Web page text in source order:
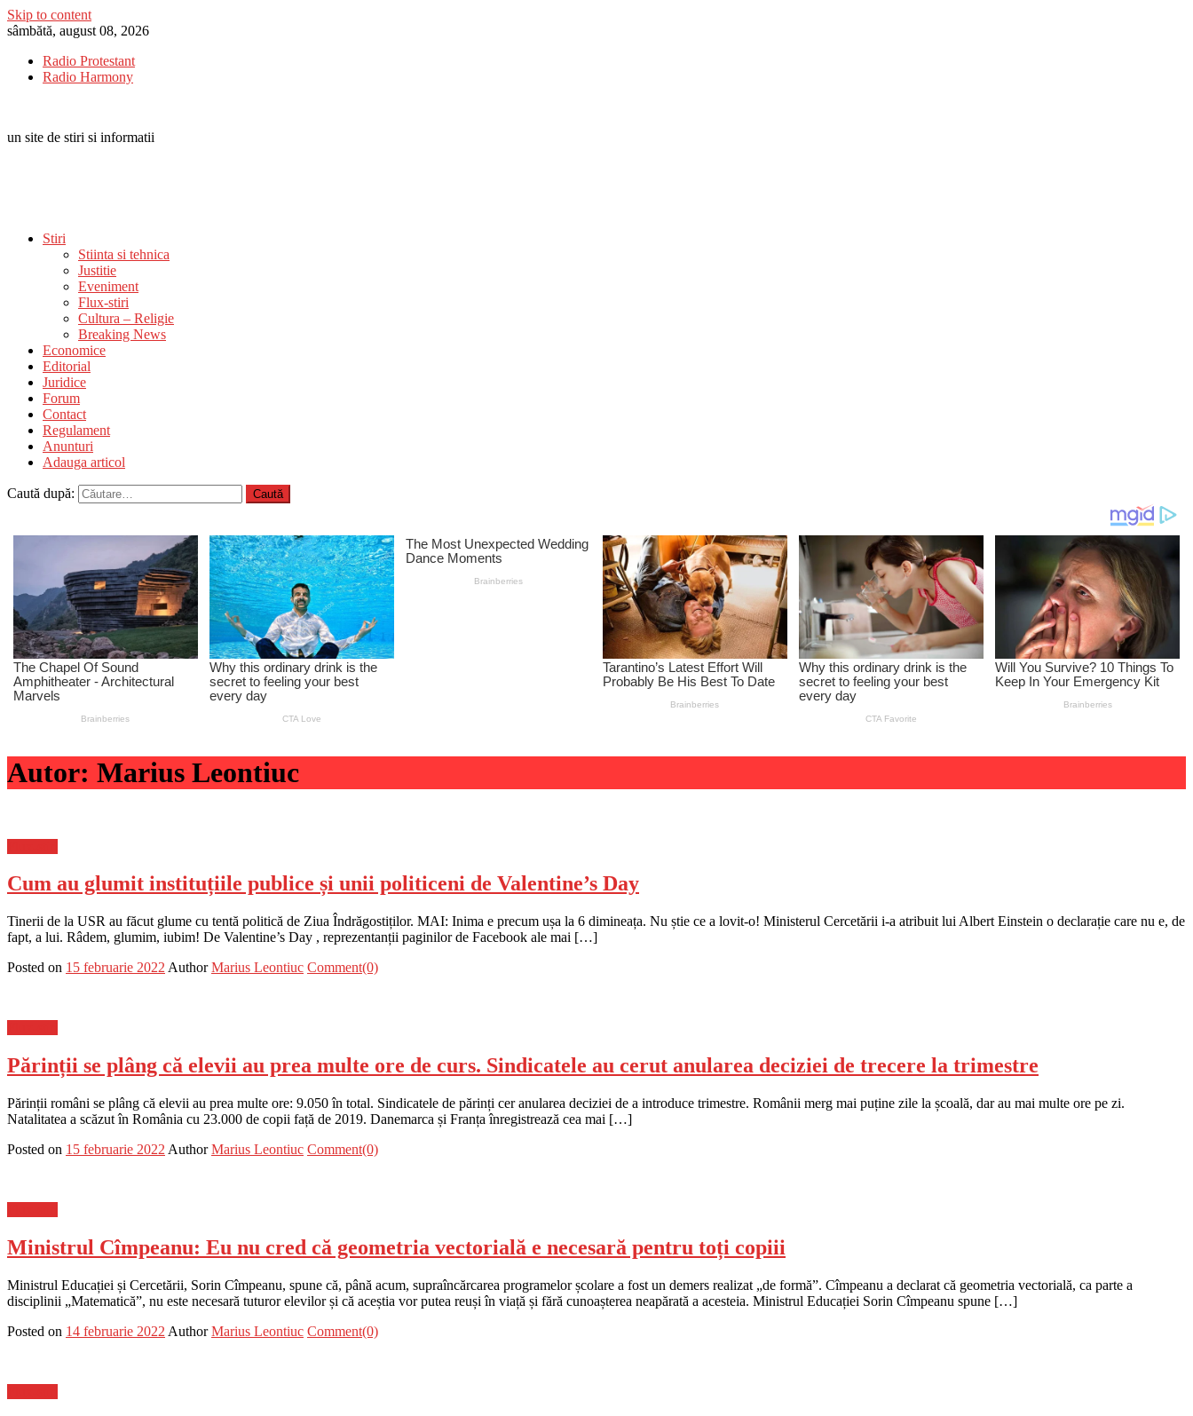
Skip to content
sâmbătă, august 08, 2026
Radio Protestant
Radio Harmony
un site de stiri si informatii
Stiri
Stiinta si tehnica
Justitie
Eveniment
Flux-stiri
Cultura – Religie
Breaking News
Economice
Editorial
Juridice
Forum
Contact
Regulament
Anunturi
Adauga articol
Caută după:
Autor: Marius Leontiuc
Cum au glumit instituțiile publice și unii politiceni de Valentine’s Day
Tinerii de la USR au făcut glume cu tentă politică de Ziua Îndrăgostiților. MAI: Inima e precum ușa la 6 dimineața. Nu știe ce a lovit-o! Ministerul Cercetării i-a atribuit lui Albert Einstein o declarație care nu e, de
fapt, a lui. Râdem, glumim, iubim! De Valentine’s Day , reprezentanții paginilor de Facebook ale mai […]
Posted on 15 februarie 2022 Author Marius Leontiuc Comment(0)
Părinții se plâng că elevii au prea multe ore de curs. Sindicatele au cerut anularea deciziei de trecere la trimestre
Părinții români se plâng că elevii au prea multe ore: 9.050 în total. Sindicatele de părinți cer anularea deciziei de a introduce trimestre. Românii merg mai puține zile la școală, dar au mai multe ore pe zi.
Natalitatea a scăzut în România cu 23.000 de copii față de 2019. Danemarca și Franța înregistrează cea mai […]
Posted on 15 februarie 2022 Author Marius Leontiuc Comment(0)
Ministrul Cîmpeanu: Eu nu cred că geometria vectorială e necesară pentru toți copiii
Ministrul Educației și Cercetării, Sorin Cîmpeanu, spune că, până acum, supraîncărcarea programelor școlare a fost un demers realizat „de formă”. Cîmpeanu a declarat că geometria vectorială, ca parte a
disciplinii „Matematică”, nu este necesară tuturor elevilor și că aceștia vor putea reuși în viață și fără cunoașterea neapărată a acesteia. Ministrul Educației Sorin Cîmpeanu spune […]
Posted on 14 februarie 2022 Author Marius Leontiuc Comment(0)